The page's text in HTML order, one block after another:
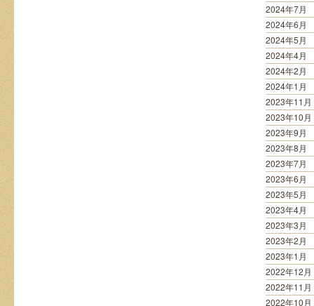
2024年7月
2024年6月
2024年5月
2024年4月
2024年2月
2024年1月
2023年11月
2023年10月
2023年9月
2023年8月
2023年7月
2023年6月
2023年5月
2023年4月
2023年3月
2023年2月
2023年1月
2022年12月
2022年11月
2022年10月